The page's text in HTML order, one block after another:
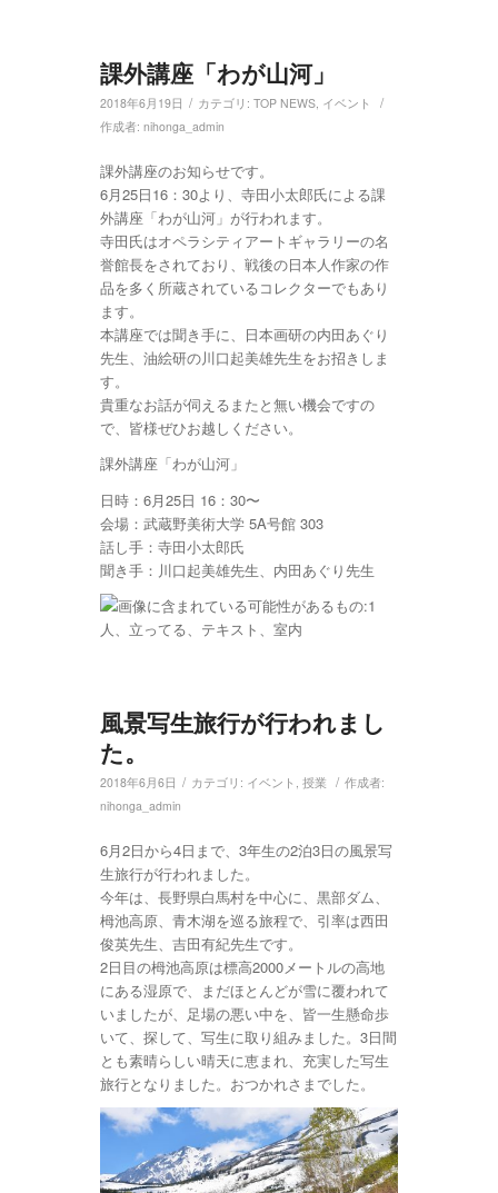
課外講座「わが山河」
2018年6月19日 / カテゴリ: TOP NEWS, イベント /
作成者: nihonga_admin
課外講座のお知らせです。
6月25日16：30より、寺田小太郎氏による課
外講座「わが山河」が行われます。
寺田氏はオペラシティアートギャラリーの名
誉館長をされており、戦後の日本人作家の作
品を多く所蔵されているコレクターでもあり
ます。
本講座では聞き手に、日本画研の内田あぐり
先生、油絵研の川口起美雄先生をお招きしま
す。
貴重なお話が伺えるまたと無い機会ですの
で、皆様ぜひお越しください。
課外講座「わが山河」
日時：6月25日 16：30〜
会場：武蔵野美術大学 5A号館 303
話し手：寺田小太郎氏
聞き手：川口起美雄先生、内田あぐり先生
風景写生旅行が行われまし
た。
2018年6月6日 / カテゴリ: イベント 授業 / 作成者:
nihonga_admin
6月2日から4日まで、3年生の2泊3日の風景写
生旅行が行われました。
今年は、長野県白馬村を中心に、黒部ダム、
栂池高原、青木湖を巡る旅程で、引率は西田
俊英先生、吉田有紀先生です。
2日目の栂池高原は標高2000メートルの高地
にある湿原で、まだほとんどが雪に覆われて
いましたが、足場の悪い中を、皆一生懸命歩
いて、探して、写生に取り組みました。3日間
とも素晴らしい晴天に恵まれ、充実した写生
旅行となりました。おつかれさまでした。